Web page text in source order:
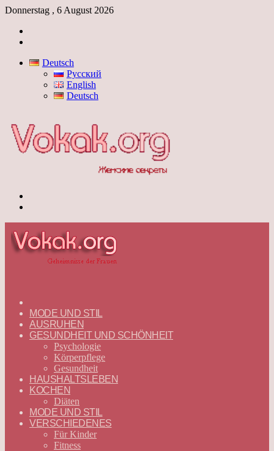
Donnerstag , 6 August 2026
Deutsch
Русский
English
Deutsch
—
DEUTSCH
MODE UND STIL
AUSRUHEN
GESUNDHEIT UND SCHÖNHEIT
Psychologie
Körperpflege
Gesundheit
HAUSHALTSLEBEN
KOCHEN
Diäten
MODE UND STIL
VERSCHIEDENES
Für Kinder
Fitness